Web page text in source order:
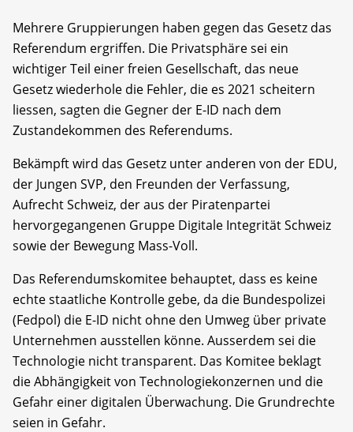
Mehrere Gruppierungen haben gegen das Gesetz das
Referendum ergriffen. Die Privatsphäre sei ein
wichtiger Teil einer freien Gesellschaft, das neue
Gesetz wiederhole die Fehler, die es 2021 scheitern
liessen, sagten die Gegner der E-ID nach dem
Zustandekommen des Referendums.
Bekämpft wird das Gesetz unter anderen von der EDU,
der Jungen SVP, den Freunden der Verfassung,
Aufrecht Schweiz, der aus der Piratenpartei
hervorgegangenen Gruppe Digitale Integrität Schweiz
sowie der Bewegung Mass-Voll.
Das Referendumskomitee behauptet, dass es keine
echte staatliche Kontrolle gebe, da die Bundespolizei
(Fedpol) die E-ID nicht ohne den Umweg über private
Unternehmen ausstellen könne. Ausserdem sei die
Technologie nicht transparent. Das Komitee beklagt
die Abhängigkeit von Technologiekonzernen und die
Gefahr einer digitalen Überwachung. Die Grundrechte
seien in Gefahr.